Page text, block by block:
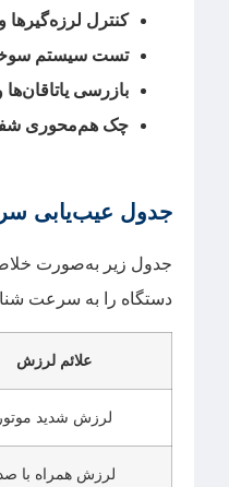
کنترل لرزه‌گیرها و
تست سیستم
بازرسی یاتاقان‌ها
چک هم‌محوری
جدول عیب‌یابی
جدول زیر به‌صورت
دستگاه را به سرعت
علائم لرزش
لرزش شدید موتور
لرزش همراه با